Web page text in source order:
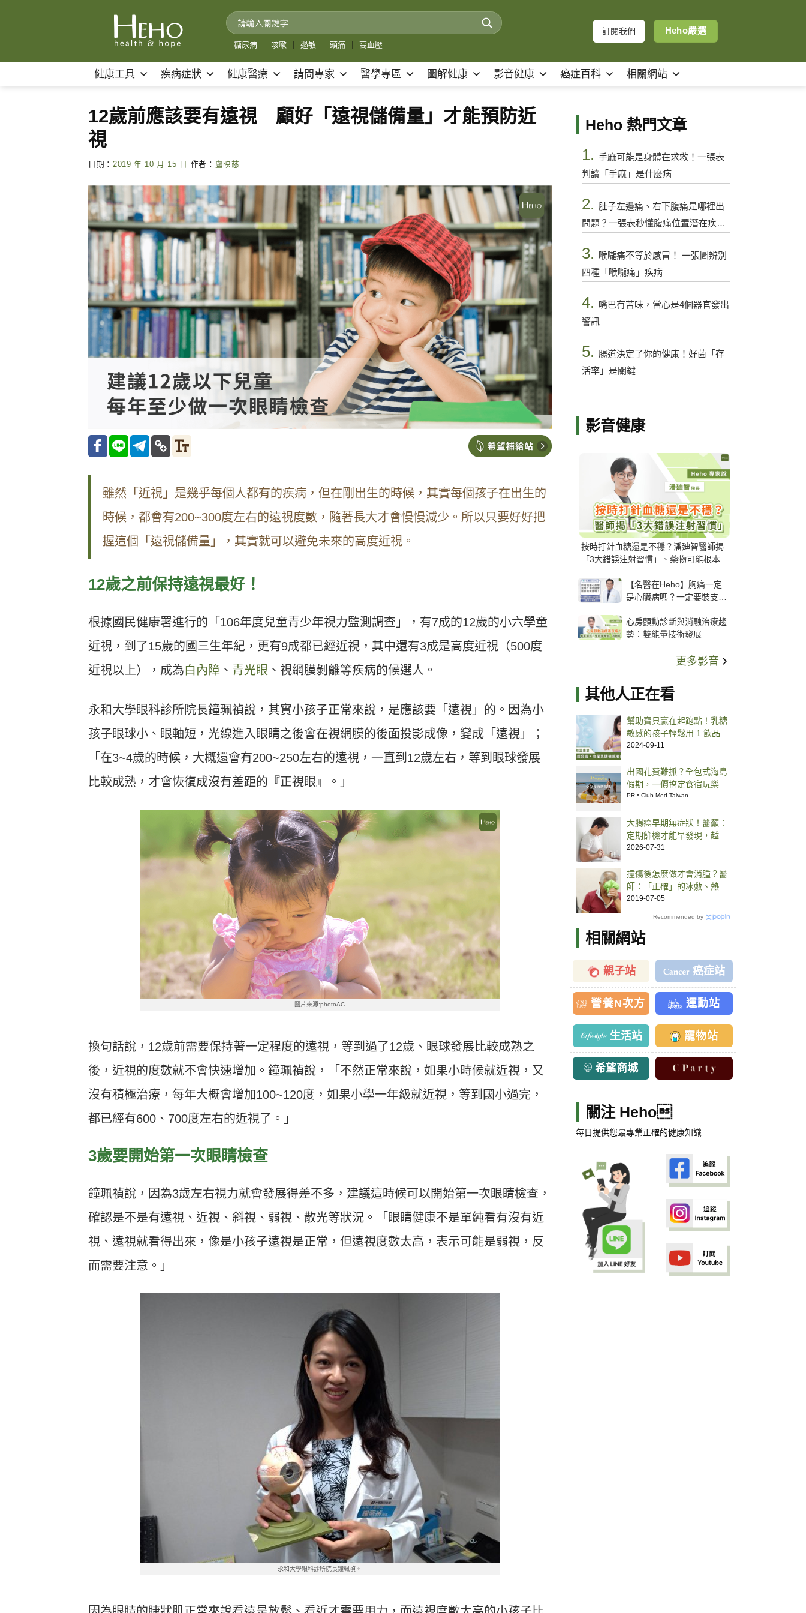
糖尿病 咳嗽 過敏 頭痛 高血壓
訂閱我們 Heho嚴選
健康工具 疾病症狀 健康醫療 請問專家 醫學專區 圖解健康 影音健康 癌症百科 相關網站
12歲前應該要有遠視 顧好「遠視儲備量」才能預防近
視
日期： 2019 年 10 月 15 日 作者： 盧映慈
雖然「近視」是幾乎每個人都有的疾病，但在剛出生的時候，其實每個孩子在出生的
時候，都會有200~300度左右的遠視度數，隨著長大才會慢慢減少。所以只要好好把
握這個「遠視儲備量」，其實就可以避免未來的高度近視。
12歲之前保持遠視最好！
根據國民健康署進行的「106年度兒童青少年視力監測調查」，有7成的12歲的小六學童
近視，到了15歲的國三生年紀，更有9成都已經近視，其中還有3成是高度近視（500度
近視以上），成為白內障 、 青光眼 、視網膜剝離等疾病的候選人。
永和大學眼科診所院長鐘珮禎說，其實小孩子正常來說，是應該要「遠視」的。因為小
孩子眼球小、眼軸短，光線進入眼睛之後會在視網膜的後面投影成像，變成「遠視」；
「在3~4歲的時候，大概還會有200~250左右的遠視，一直到12歲左右，等到眼球發展
比較成熟，才會恢復成沒有差距的『正視眼』。」
圖片來源:photoAC
換句話說，12歲前需要保持著一定程度的遠視，等到過了12歲、眼球發展比較成熟之
後，近視的度數就不會快速增加。鐘珮禎說，「不然正常來說，如果小時候就近視，又
沒有積極治療，每年大概會增加100~120度，如果小學一年級就近視，等到國小過完，
都已經有600、700度左右的近視了。」
3歲要開始第一次眼睛檢查
鐘珮禎說，因為3歲左右視力就會發展得差不多，建議這時候可以開始第一次眼睛檢查，
確認是不是有遠視、近視、斜視、弱視、散光等狀況。「眼睛健康不是單純看有沒有近
視、遠視就看得出來，像是小孩子遠視是正常，但遠視度數太高，表示可能是弱視，反
而需要注意。」
永和大學眼科診所院長鐘珮禎。
Heho 熱門文章
1. 手麻可能是身體在求救！一張表
判讀「手麻」是什麼病
2. 肚子左邊痛、右下腹痛是哪裡出
問題？一張表秒懂腹痛位置潛在疾病
3.
喉嚨痛不等於感冒！ 一張圖辨別
四種「喉嚨痛」疾病
4. 嘴巴有苦味，當心是4個器官發出
警訊
5. 腸道決定了你的健康！好菌「存
活率」是關鍵
影音健康
按時打針血糖還是不穩？潘廸智醫師揭
「3大錯誤注射習慣」、藥物可能根本沒
【名醫在Heho】胸痛一定
是心臟病嗎？一定要裝支
解析支架種類、風險與選擇
關鍵
心房顫動診斷與消融治療趨
勢：雙能量技術發展
更多影音
其他人正在看
幫助寶貝贏在起跑點！乳糖
敏感的孩子輕鬆用 1 飲品替
換牛奶就能補好鈣
2024-09-11
出國花費難抓？全包式海島
假期，一價搞定食宿玩樂，
省錢更省心！
PR・Club Med Taiwan
大腸癌早期無症狀！醫籲：
定期篩檢才能早發現，越快
治療有機會控制
2026-07-31
撞傷後怎麼做才會消腫？醫
師：「正確」的冰敷、熱
敷、按摩
2019-07-05
Recommended by
相關網站
親子站 癌症站
營養N次方 運動站
生活站 寵物站
希望商城
關注 Heho
每日提供您最專業正確的健康知識